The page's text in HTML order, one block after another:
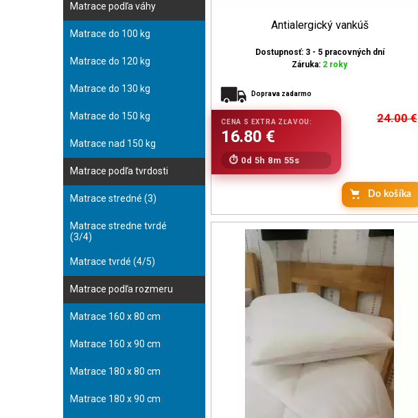
Matrace podľa váhy
Matrace do 100 kg
Matrace do 120 kg
Matrace do 130 kg
Matrace do 150 kg
Matrace nad 150 kg
Matrace podľa tvrdosti
Matrace stredné (3)
Matrace stredne tvrdé
(3/4)
Matrace tvrdé (4/5)
Matrace podľa rozmeru
Matrace 160 x 80 cm
Matrace 160 x 90 cm
Matrace 180 x 80 cm
Matrace 180 x 90 cm
Antialergický vankúš
Dostupnosť: 3 - 5 pracovných dní
Záruka: 2 roky
Doprava zadarmo
24.00€
0d 5h 8m 53s